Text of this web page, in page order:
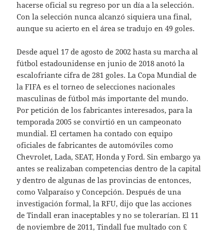
hacerse oficial su regreso por un día a la selección.
Con la selección nunca alcanzó siquiera una final,
aunque su acierto en el área se tradujo en 49 goles.
Desde aquel 17 de agosto de 2002 hasta su marcha al
fútbol estadounidense en junio de 2018 anotó la
escalofriante cifra de 281 goles. La Copa Mundial de
la FIFA es el torneo de selecciones nacionales
masculinas de fútbol más importante del mundo.
Por petición de los fabricantes interesados, para la
temporada 2005 se convirtió en un campeonato
mundial. El certamen ha contado con equipo
oficiales de fabricantes de automóviles como
Chevrolet, Lada, SEAT, Honda y Ford. Sin embargo ya
antes se realizaban competencias dentro de la capital
y dentro de algunas de las provincias de entonces,
como Valparaíso y Concepción. Después de una
investigación formal, la RFU, dijo que las acciones
de Tindall eran inaceptables y no se tolerarían. El 11
de noviembre de 2011, Tindall fue multado con £